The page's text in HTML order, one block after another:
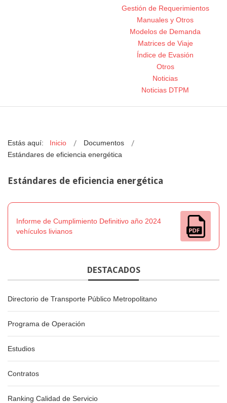
Gestión de Requerimientos
Manuales y Otros
Modelos de Demanda
Matrices de Viaje
Índice de Evasión
Otros
Noticias
Noticias DTPM
Estás aquí: Inicio
Documentos
Estándares de eficiencia energética
Estándares de eficiencia energética
Informe de Cumplimiento Definitivo año 2024
vehículos livianos
DESTACADOS
Directorio de Transporte Público Metropolitano
Programa de Operación
Estudios
Contratos
Ranking Calidad de Servicio